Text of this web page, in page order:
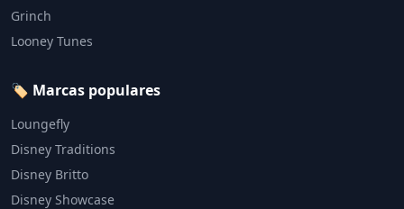
Grinch
Looney Tunes
🏷️ Marcas populares
Loungefly
Disney Traditions
Disney Britto
Disney Showcase